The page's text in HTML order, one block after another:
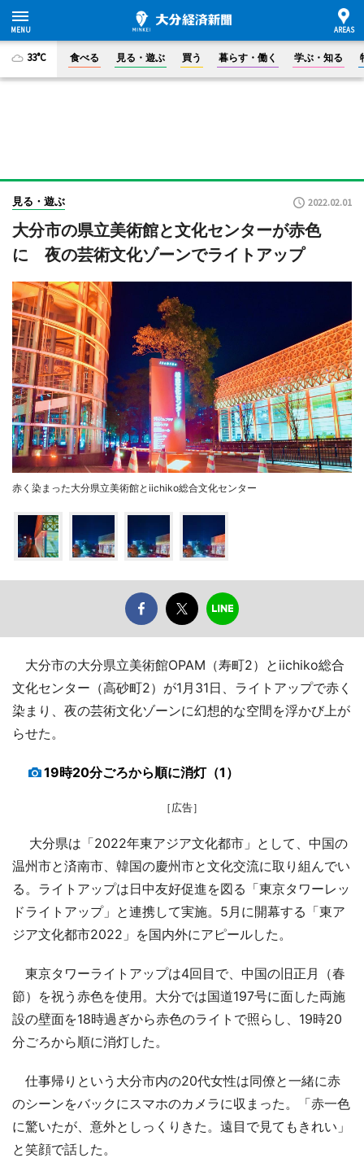
33°C 食べる 見る・遊ぶ 買う 暮らす・働く 学ぶ・知る
見る・遊ぶ 2022.02.01
大分市の県立美術館と文化センターが赤色
に 夜の芸術文化ゾーンでライトアップ
赤く染まった大分県立美術館とiichiko総合文化センター
大分市の大分県立美術館OPAM（寿町2）とiichiko総合
文化センター（高砂町2）が1月31日、ライトアップで赤く
染まり、夜の芸術文化ゾーンに幻想的な空間を浮かび上が
らせた。
19時20分ごろから順に消灯（1）
［広告］
大分県は「2022年東アジア文化都市」として、中国の
温州市と済南市、韓国の慶州市と文化交流に取り組んでい
る。ライトアップは日中友好促進を図る「東京タワーレッ
ドライトアップ」と連携して実施。5月に開幕する「東ア
ジア文化都市2022」を国内外にアピールした。
東京タワーライトアップは4回目で、中国の旧正月（春
節）を祝う赤色を使用。大分では国道197号に面した両施
設の壁面を18時過ぎから赤色のライトで照らし、19時20
分ごろから順に消灯した。
仕事帰りという大分市内の20代女性は同僚と一緒に赤
のシーンをバックにスマホのカメラに収まった。「赤一色
に驚いたが、意外としっくりきた。遠目で見てもきれい」
と笑顔で話した。